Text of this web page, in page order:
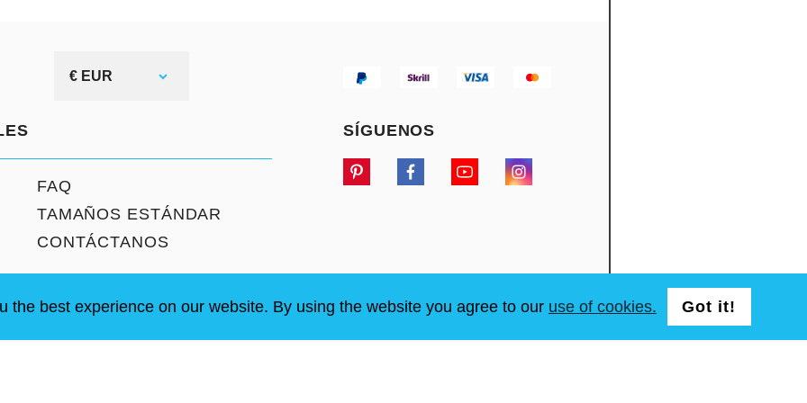
€ EUR
FAQ
TAMAÑOS ESTÁNDAR
CONTÁCTANOS
SÍGUENOS
reservados
the best experience on our website. By using the website you agree to our use of cookies. Got it!